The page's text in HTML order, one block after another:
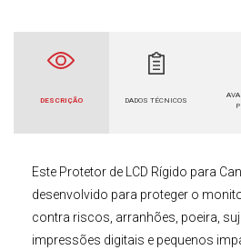
DESCRIÇÃO DADOS TÉCNICOS
Este Protetor de LCD Rígido para
desenvolvido para proteger o
contra riscos, arranhões, poeira,
impressões digitais e pequenos